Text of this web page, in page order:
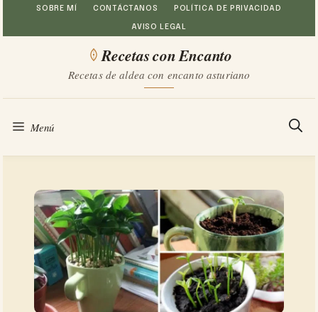
Saltar
al
SOBRE MÍ CONTÁCTANOS POLÍTICA DE PRIVACIDAD
AVISO LEGAL
Recetas con Encanto
Recetas de aldea con encanto asturiano
Menú